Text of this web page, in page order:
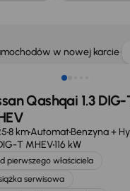
w nowej karcie
Od nowego taniej o 36 775 zł
Qashqai 1.3
8 kmAutomatBenzyna +
T MHEV116 kW
pierwszego właściciela
serwisowa